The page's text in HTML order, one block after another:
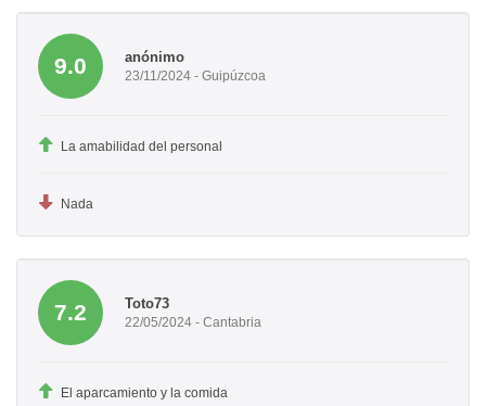
9.0 anónimo
23/11/2024 - Guipúzcoa
La amabilidad del personal
Nada
7.2 Toto73
22/05/2024 - Cantabria
El aparcamiento y la comida